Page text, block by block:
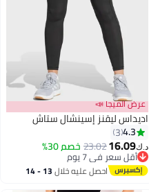
عرض الميجا 📣
اديداس ليقنز إسينشال ستاش
4.3
3
د.ك‏16.09
23.02خصم 30%
أقل سعر في 7 يوم
أقل سعر في 7 يوماحصل عليه خلال 13 - 14